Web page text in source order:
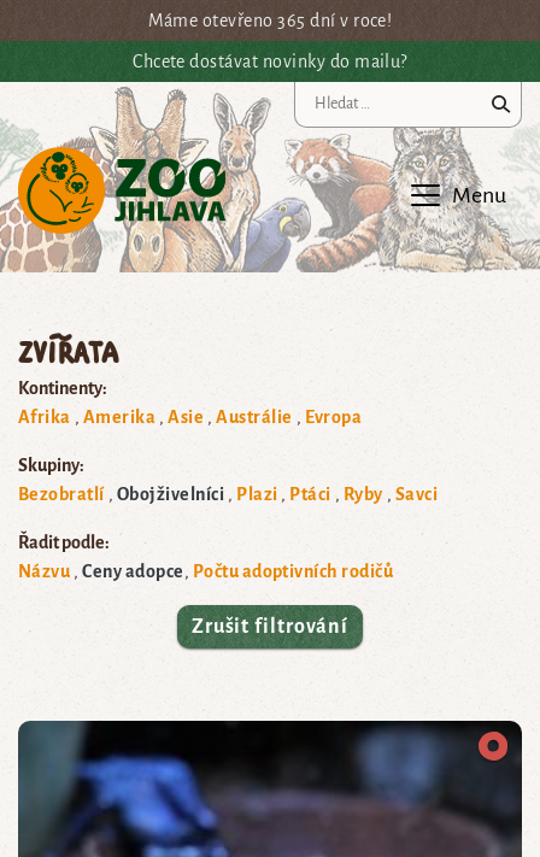
Přejít na hlavní obsahMáme otevřeno 365 dní v roce!
Chcete dostávat novinky do mailu?
Menu
Zvířata
Kontinenty:
Afrika
Amerika Asie Austrálie Evropa
Skupiny:
Bezobratlí
Obojživelníci Plazi Ptáci Ryby Savci
Řadit podle:
Názvu
Ceny adopce Počtu adoptivních rodičů
Zrušit filtrování